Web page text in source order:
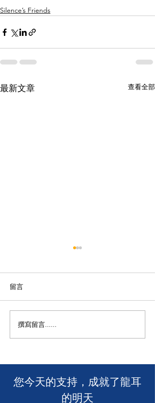
Silence’s Friends
最新文章 查看全部
年度慈善自助午餐&晚餐
2025 - 一起創造改變！🎉
留言
撰寫留言......
​您今天的支持，成就了龍耳
的明天